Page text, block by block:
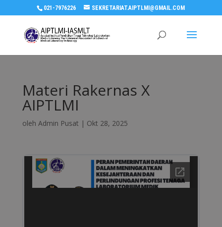
021-7976226 SEKRETARIAT.AIPTLMI@GMAIL.COM
Materi Rakernas X
AIPTLMI
oleh Admin Pusat | Okt 28, 2025